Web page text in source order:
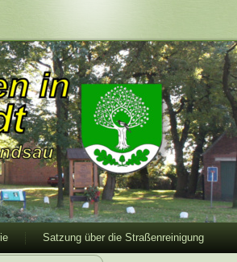
Satzung über die Straßenreinigung